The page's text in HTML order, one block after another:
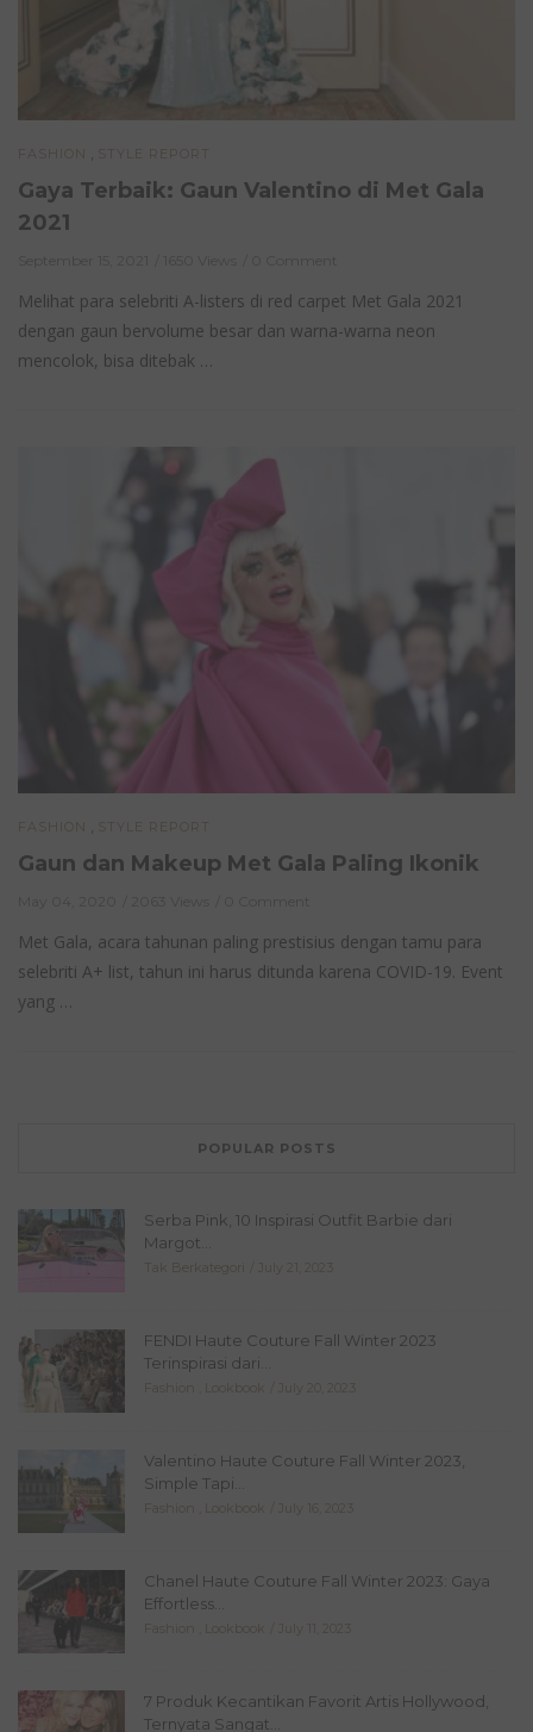
FASHION STYLE REPORT
Gaya Terbaik: Gaun Valentino di Met Gala
2021
Melihat para selebriti A-listers di red carpet Met Gala 2021
dengan gaun bervolume besar dan warna-warna neon
mencolok, bisa ditebak …
FASHION STYLE REPORT
Gaun dan Makeup Met Gala Paling Ikonik
Met Gala, acara tahunan paling prestisius dengan tamu para
selebriti A+ list, tahun ini harus ditunda karena COVID-19. Event
yang …
POPULAR POSTS
Serba Pink, 10 Inspirasi Outfit Barbie dari
Margot...
Tak Berkategori July 21, 2023
FENDI Haute Couture Fall Winter 2023
Terinspirasi dari...
Fashion Lookbook July 20, 2023
Valentino Haute Couture Fall Winter 2023,
Simple Tapi...
Fashion Lookbook July 16, 2023
Chanel Haute Couture Fall Winter 2023: Gaya
Effortless...
Fashion Lookbook July 11, 2023
7 Produk Kecantikan Favorit Artis Hollywood,
Ternyata Sangat...